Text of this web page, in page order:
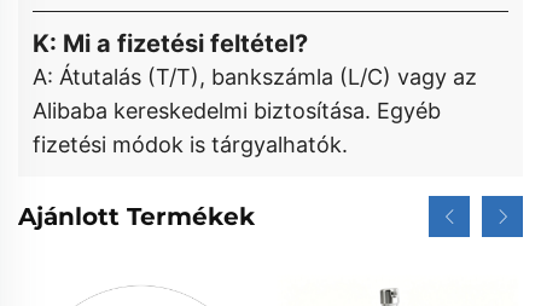
K: Mi a fizetési feltétel?
A: Átutalás (T/T), bankszámla (L/C) vagy az
Alibaba kereskedelmi biztosítása. Egyéb
fizetési módok is tárgyalhatók.
Ajánlott Termékek